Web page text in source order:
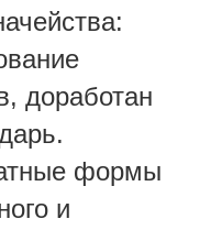
доработан
формы
и